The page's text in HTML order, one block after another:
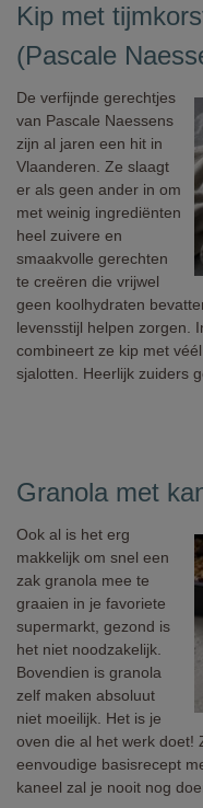
Kip met
(Pascale
De verfijnde gerechtjes
van Pascale Naessens
zijn al jaren een hit in
Vlaanderen. Ze slaagt
er als geen ander in om
met weinig ingrediënten
heel zuivere en
smaakvolle gerechten
te creëren die vrijwel
geen koolhydraten
levensstijl helpen zorgen.
combineert ze kip met
sjalotten. Heerlijk zuiders
Granola met
Ook al is het erg
makkelijk om snel een
zak granola mee te
graaien in je favoriete
supermarkt, gezond is
het niet noodzakelijk.
Bovendien is granola
zelf maken absoluut
niet moeilijk. Het is je
oven die al het werk doet!
eenvoudige basisrecept
kaneel zal je nooit nog